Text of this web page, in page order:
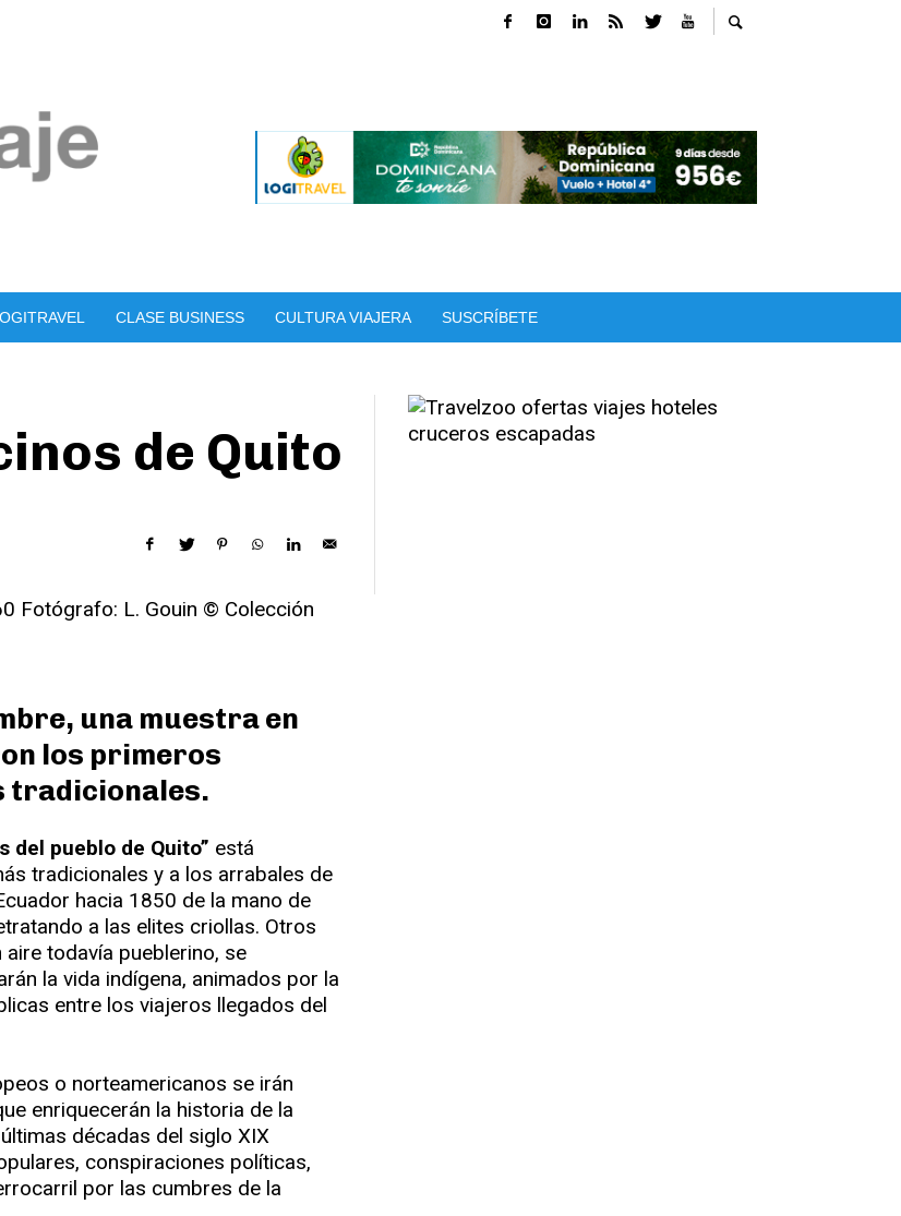
CLASE BUSINESS CULTURA VIAJERA SUSCRÍBETE
de Quito
una muestra en
los primeros
tradicionales.
del pueblo de Quito” está
tradicionales y a los arrabales de
hacia 1850 de la mano de
a las elites criollas. Otros
todavía pueblerino, se
la vida indígena, animados por la
entre los viajeros llegados del
o norteamericanos se irán
enriquecerán la historia de la
décadas del siglo XIX
conspiraciones políticas,
por las cumbres de la